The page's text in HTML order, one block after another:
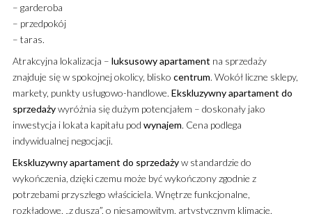
– garderoba
– przedpokój
– taras.
Atrakcyjna lokalizacja – luksusowyapartament na sprzedaży
znajduje się w spokojnej okolicy, blisko centrum. Wokół liczne sklepy,
markety, punkty usługowo-handlowe. Ekskluzywnyapartament do
sprzedażywyróżnia się dużym potencjałem – doskonały jako
inwestycja i lokata kapitału pod wynajem. Cena podlega
indywidualnej negocjacji.
Ekskluzywnyapartament do sprzedażyw standardzie do
wykończenia, dzięki czemu może być wykończony zgodnie z
potrzebami przyszłego właściciela. Wnętrze funkcjonalne,
rozkładowe, „z duszą”, o niesamowitym, artystycznym klimacie.